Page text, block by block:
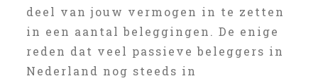
deel van jouw vermogen in te zetten
in een aantal beleggingen. De enige
reden dat veel passieve beleggers in
Nederland nog steeds in